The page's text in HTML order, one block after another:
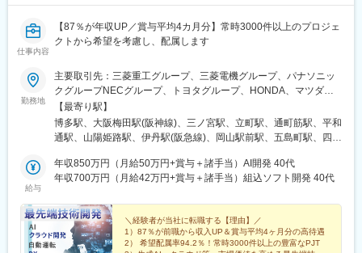
仕事内容
【87％が年収UP／賞与平均4カ月分】常時3000件以上のプロジェ
クトから希望を考慮し、配属します
勤務地
主要取引先：三菱重工グループ、三菱電機グループ、パナソニッ
クグループNECグループ、トヨタグループ、HONDA、マツダグ
ループ、NTTグループ、エネコム、 等★プロジェクト先 ※一部
抜粋◆関西大阪：大阪市（梅田、京橋、本町、中之島等）、門
真、守口、池田、堺、池田、豊中、高槻、吹田 等兵庫：神戸市
尼崎、三田、宝塚 等 京都：京都（西大路、西院、四条）、長
岡京、向日、亀岡、けいはんな 等滋賀：草津、大津、栗東、守
等）、府中町、東広島、福山、呉、三原 等岡山：岡山市、倉
敷、玉野、 笠岡、 井原、 浅口 等山口：山口市、岩国、下松、
徳山 等香川／愛媛／鳥取／島根／徳島◆九州福岡：福岡市（博
多、天神、ももち、渡辺通等）、北九州（小倉、八幡、黒崎
【最寄り駅】
博多駅、大阪梅田駅(阪神線)、三ノ宮駅、立町駅、通町筋駅、平和
通駅、山陽姫路駅、伊丹駅(阪急線)、岡山駅前駅、五島町駅、四条
東駅、熊本城・市役所前駅、小倉駅(福岡県)、姫路駅、伊丹駅(福
知山線)、岡山駅、大波止駅、烏丸駅、櫛田神社前駅、県庁前駅(広
給与
年収850万円（月給50万円+賞与＋諸手当）AI開発 40代
年収700万円（月給42万円+賞与＋諸手当）組込ソフト開発 40代
＼経験者が当社に転職する【理由】／
1）87％が前職から収入UP＆賞与平均4ヶ月分の高待遇
2） 希望配属率94.2％！常時3000件以上の豊富なPJT